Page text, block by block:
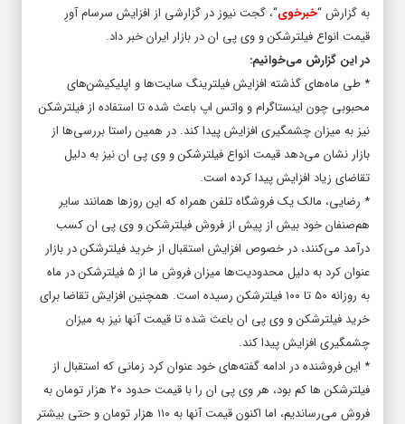
به گزارش “خبرخوی“، گجت نیوز در گزارشی از افزایش سرسام آورِ
قیمت انواع فیلترشکن و وی پی ان در بازار ایران خبر داد.
در این گزارش می‌خوانیم:
* طی ماه‌های گذشته افزایش فیلترینگ سایت‌ها و اپلیکیشن‌های
محبوبی چون اینستاگرام و واتس اپ باعث شده تا استفاده از فیلترشکن
نیز به میزان چشمگیری افزایش پیدا کند. در همین راستا بررسی‌ها از
بازار نشان می‌دهد قیمت انواع فیلترشکن و وی پی ان نیز به دلیل
تقاضای زیاد افزایش پیدا کرده است.
* رضایی، مالک یک فروشگاه تلفن همراه که این روزها همانند سایر
هم‌صنفان خود بیش از پیش از فروش فیلترشکن و وی پی ان کسب
درآمد می‌کنند، در خصوص افزایش استقبال از خرید فیلترشکن در بازار
عنوان کرد به دلیل محدودیت‌ها میزان فروش ما از ۵ فیلترشکن در ماه
به روزانه ۵۰ تا ۱۰۰ فیلترشکن رسیده است. همچنین افزایش تقاضا برای
خرید فیلترشکن و وی پی ان باعث شده تا قیمت آنها نیز به میزان
چشمگیری افزایش پیدا کند.
* این فروشنده در ادامه گفته‌های خود عنوان کرد زمانی که استقبال از
فیلترشکن ها کم بود، هر وی پی ان را با قیمت حدود ۲۰ هزار تومان به
فروش می‌رساندیم، اما اکنون قیمت آنها به ۱۱۰ هزار تومان و حتی بیشتر